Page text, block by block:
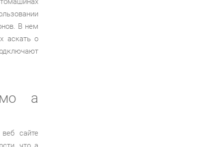
В нем
аскать о
а
сайте